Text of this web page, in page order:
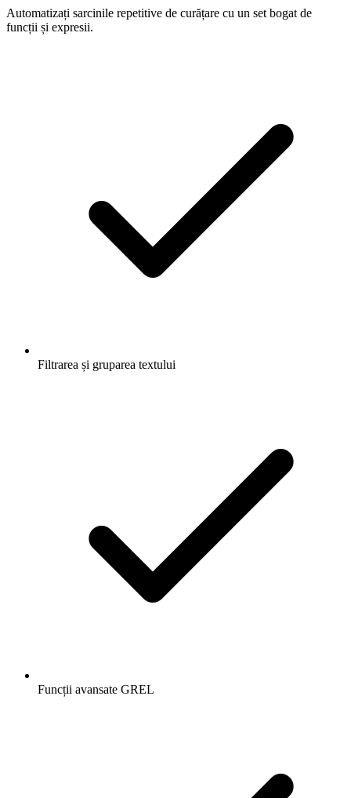
Automatizați sarcinile repetitive de curățare cu un set bogat de
funcții și expresii.
Filtrarea și gruparea textului
Funcții avansate GREL